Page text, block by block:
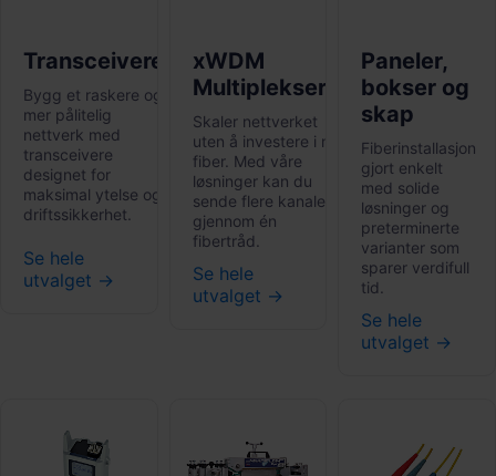
Transceivere
Bygg et raskere og
mer pålitelig
nettverk med
transceivere
designet for
maksimal ytelse og
driftssikkerhet.
Se hele
utvalget →
xWDM
Multipleksere
Skaler nettverket
uten å investere i ny
fiber. Med våre
løsninger kan du
sende flere kanaler
gjennom én
fibertråd.
Se hele
utvalget →
Paneler,
bokser og
skap
Fiberinstallasjon
gjort enkelt
med solide
løsninger og
preterminerte
varianter som
sparer verdifull
tid.
Se hele
utvalget →